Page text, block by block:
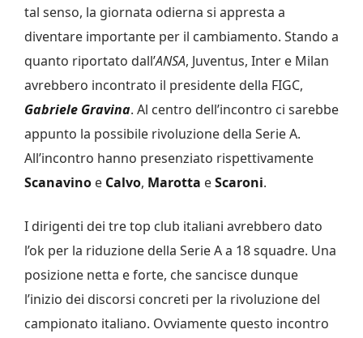
tal senso, la giornata odierna si appresta a
diventare importante per il cambiamento. Stando a
quanto riportato dall’ANSA, Juventus, Inter e Milan
avrebbero incontrato il presidente della FIGC,
Gabriele Gravina. Al centro dell’incontro ci sarebbe
appunto la possibile rivoluzione della Serie A.
All’incontro hanno presenziato rispettivamente
Scanavino e Calvo, Marotta eScaroni.
I dirigenti dei tre top club italiani avrebbero dato
l’ok per la riduzione della Serie A a 18 squadre. Una
posizione netta e forte, che sancisce dunque
l’inizio dei discorsi concreti per la rivoluzione del
campionato italiano. Ovviamente questo incontro